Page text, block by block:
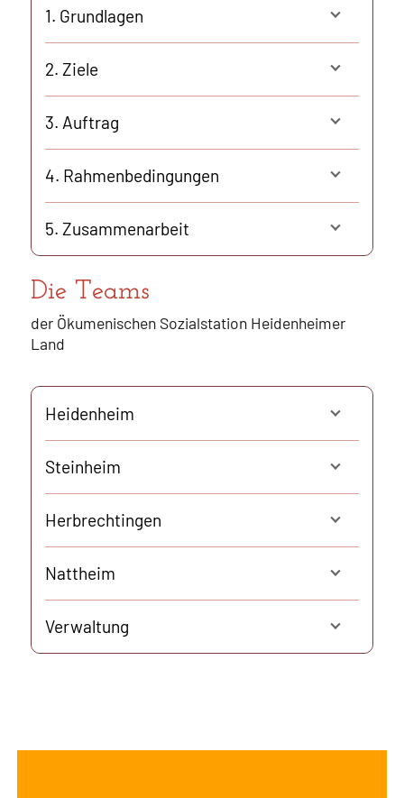
1. Grundlagen
2. Ziele
3. Auftrag
4. Rahmenbedingungen
5. Zusammenarbeit
Die Teams
der Ökumenischen Sozialstation Heidenheimer
Land
Heidenheim
Steinheim
Herbrechtingen
Nattheim
Verwaltung